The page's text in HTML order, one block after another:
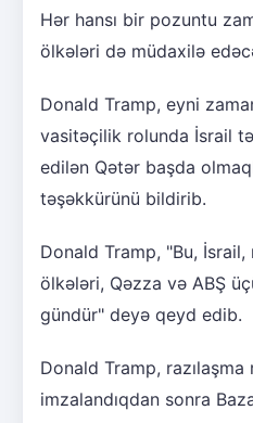
Hər hansı bir pozuntu
ölkələri də müdaxilə
Donald Tramp, eyni
vasitəçilik rolunda İsrail
edilən Qətər başda
təşəkkürünü bildirib.
Donald Tramp, "Bu,
ölkələri, Qəzza və ABŞ
gündür" deyə qeyd edib.
Donald Tramp,
imzalandıqdan sonra